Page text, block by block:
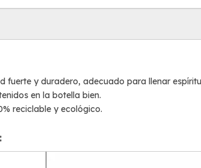
fuerte y duradero, adecuado para llenar
en la botella bien.
reciclable y ecológico.